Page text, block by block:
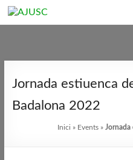
content
Jugadors
de
Jornada estiuenca
Badalona 2022
Inici » Events »Jornada